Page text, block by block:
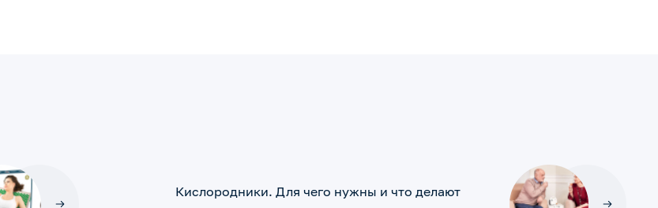
Кислородники. Для чего нужны и что делают